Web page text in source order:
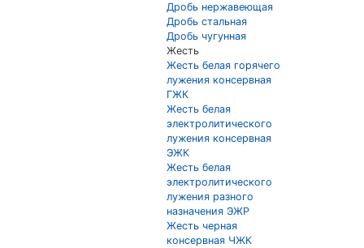
Дробь нержавеющая
Дробь стальная
Дробь чугунная
Жесть
Жесть белая горячего
лужения консервная
ГЖК
Жесть белая
электролитического
лужения консервная
ЭЖК
Жесть белая
электролитического
лужения разного
назначения ЭЖР
Жесть черная
консервная ЧЖК